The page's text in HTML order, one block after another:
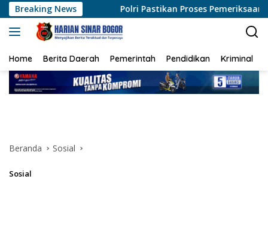
Langsung
ke
konten
Breaking News
Polri Pastikan Proses Pemeriksaan Personel di Aceh
Home Berita Daerah Pemerintah Pendidikan Kriminal
Beranda Sosial
Sosial